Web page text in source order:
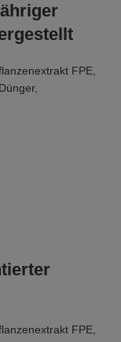
FPE,
Dünger,
FPE,